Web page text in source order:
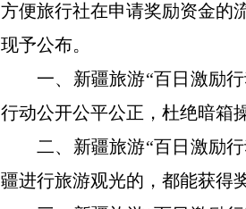
方便旅行社在申请奖励资金的
现予公布。
一、新疆旅游“百日激励
行动公开公平公正，杜绝暗箱
二、新疆旅游“百日激励
疆进行旅游观光的，都能获得